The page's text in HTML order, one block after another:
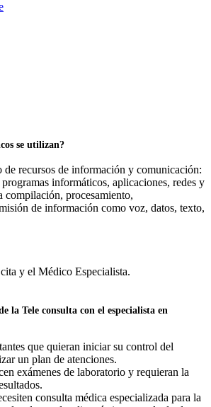
se utilizan?
de recursos de información y comunicación:
informáticos, aplicaciones, redes y
compilación, procesamiento,
de información como voz, datos, texto,
y el Médico Especialista.
la Tele consulta con el especialista en
que quieran iniciar su control del
un plan de atenciones.
exámenes de laboratorio y requieran la
consulta médica especializada para la